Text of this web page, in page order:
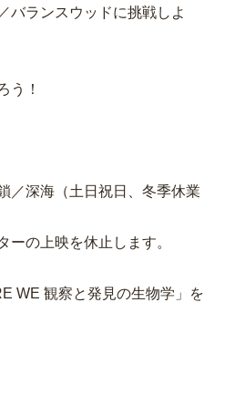
バランスウッドに挑戦しよ
う！
深海（土日祝日、冬季休業
の上映を休止します。
WE 観察と発見の生物学」を